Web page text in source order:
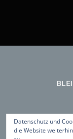
Datenschutz und
die Website